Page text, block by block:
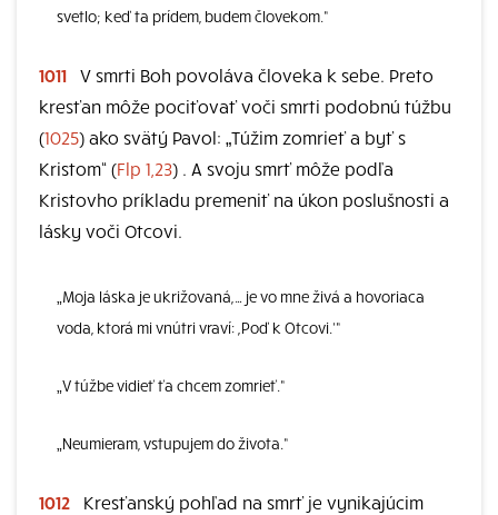
svetlo; keď ta prídem, budem človekom.“
1011 V smrti Boh povoláva človeka k sebe. Preto
kresťan môže pociťovať voči smrti podobnú túžbu
(1025) ako svätý Pavol: „Túžim zomrieť a byť s
Kristom“ (Flp 1,23) . A svoju smrť môže podľa
Kristovho príkladu premeniť na úkon poslušnosti a
lásky voči Otcovi.
„Moja láska je ukrižovaná,… je vo mne živá a hovoriaca
voda, ktorá mi vnútri vraví: ,Poď k Otcovi.‘“
„V túžbe vidieť ťa chcem zomrieť.“
„Neumieram, vstupujem do života.“
1012
Kresťanský pohľad na smrť je vynikajúcim